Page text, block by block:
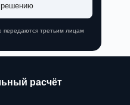
третьим лицам
решению
расчёт